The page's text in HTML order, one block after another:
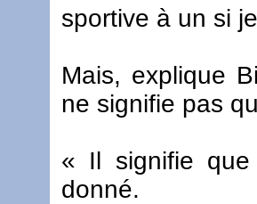
sportive à un si
Mais, explique
ne signifie pas
« Il signifie
donné.